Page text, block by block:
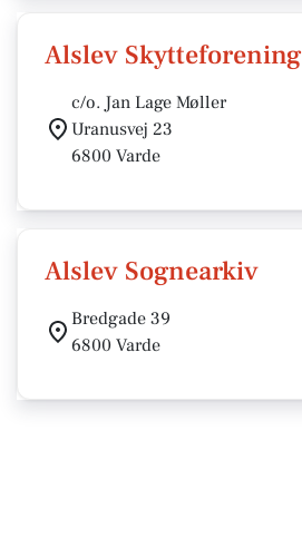
Alslev Skytteforening
c/o. Jan Lage Møller
Uranusvej 23
6800 Varde
Alslev Sognearkiv
Bredgade 39
6800 Varde